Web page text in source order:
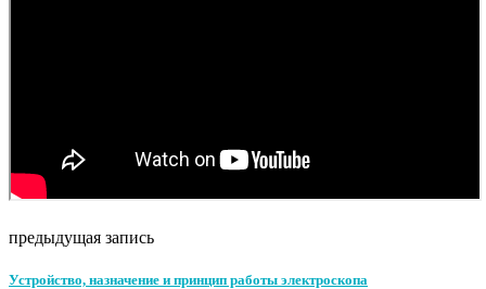
предыдущая запись
Устройство, назначение и принцип работы электроскопа